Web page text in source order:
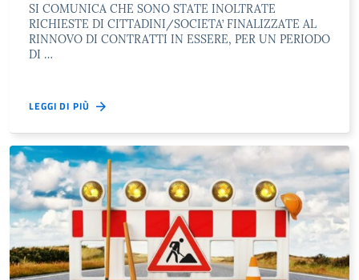
SI COMUNICA CHE SONO STATE INOLTRATE
RICHIESTE DI CITTADINI/SOCIETA’ FINALIZZATE AL
RINNOVO DI CONTRATTI IN ESSERE, PER UN PERIODO
DI …
LEGGI DI PIÙ